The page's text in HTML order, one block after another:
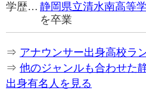
学歴… 静岡県立清水南高等
を卒業
⇒ アナウンサー出身高校ラ
⇒ 他のジャンルも合わせた
出身有名人を見る